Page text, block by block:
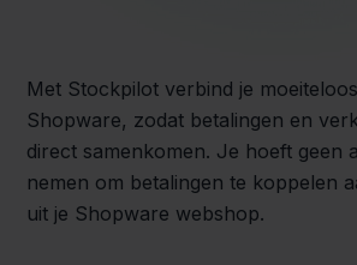
Met Stockpilot verbind je
Shopware, zodat betalingen en
direct samenkomen. Je hoeft geen
nemen om betalingen te koppelen
uit je Shopware webshop.